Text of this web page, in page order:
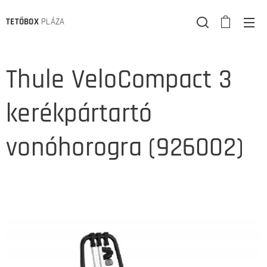
TETŐBOXPLÁZA
Thule VeloCompact 3
kerékpártartó
vonóhorogra (926002)